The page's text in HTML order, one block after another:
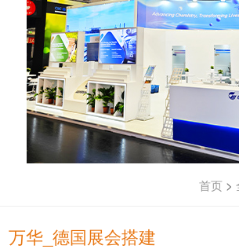
首页 >
万华_德国展会搭建